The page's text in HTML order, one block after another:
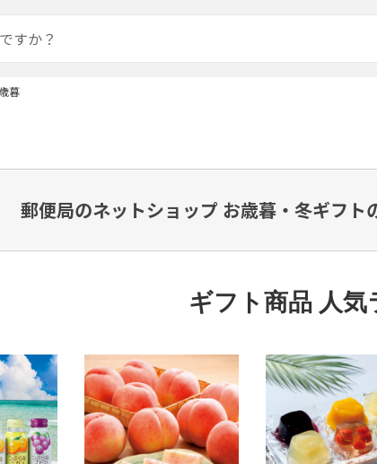
暮
郵便局のネットショップ お歳暮・冬ギフト
ギフト商品 人気